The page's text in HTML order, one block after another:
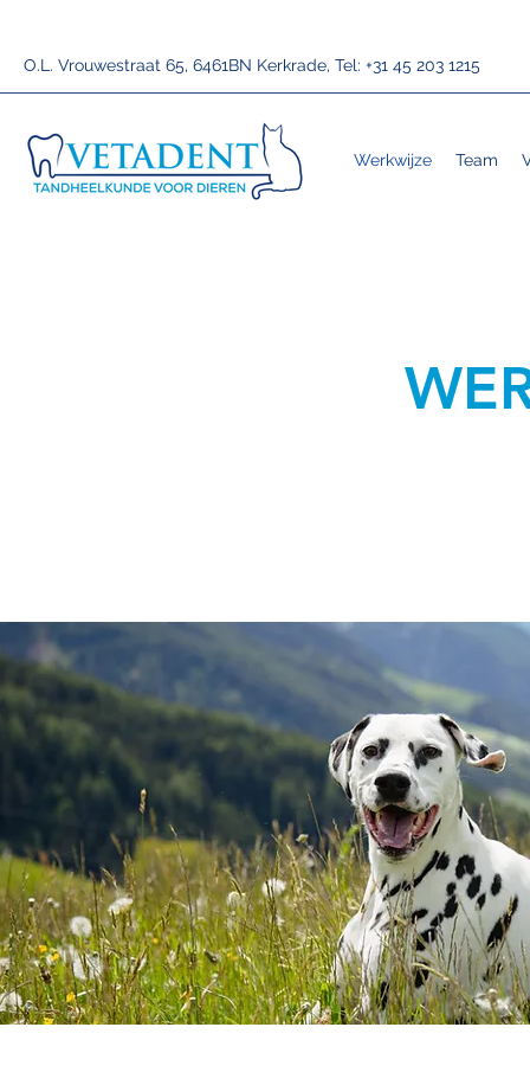
O.L. Vrouwestraat 65, 6461BN Kerkrade, Tel: +31 45 203 1215
Werkwijze Team